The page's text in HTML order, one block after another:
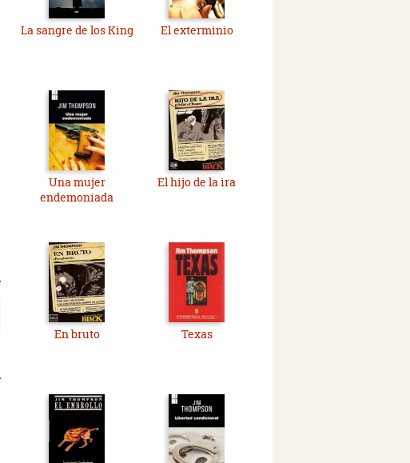
La sangre de los King El exterminio
Una mujer
endemoniada
El hijo de la ira
En bruto Texas